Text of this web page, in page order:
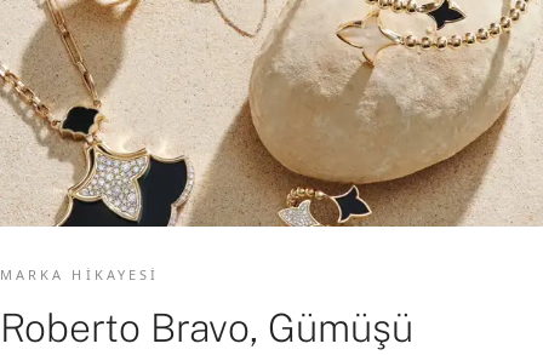
MARKA HIKAYESI
Roberto Bravo, Gümüşü